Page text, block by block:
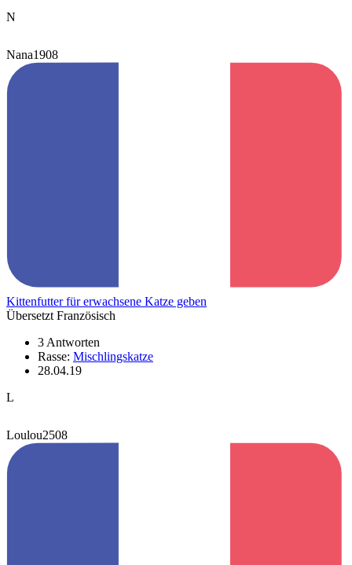
N
Nana1908
Kittenfutter für erwachsene Katze geben
Übersetzt Französisch
3 Antworten
Rasse: Mischlingskatze
28.04.19
L
Loulou2508